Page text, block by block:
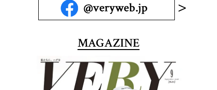
MAGAZINE